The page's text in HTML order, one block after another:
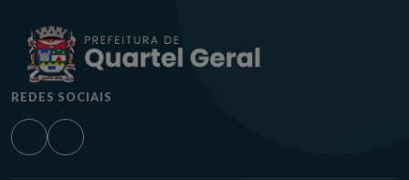
REDES SOCIAIS